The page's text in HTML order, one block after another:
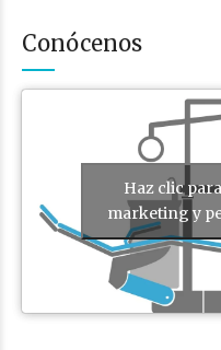
Conócenos
Haz clic
marketing y